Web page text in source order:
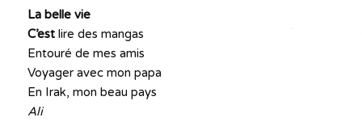
La belle vie
C’estlire des mangas
Entouré de mes amis
Voyager avec mon papa
En Irak, mon beau pays
Ali